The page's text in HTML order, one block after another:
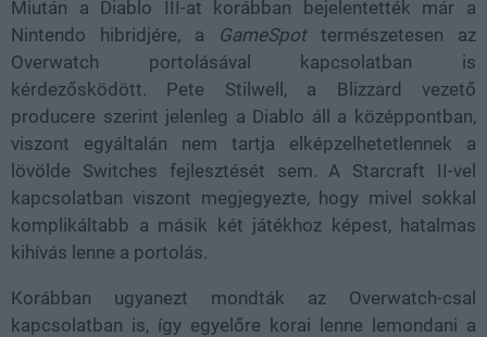
Miután a Diablo III-at korábban bejelentették már a
Nintendo hibridjére, a GameSpottermészetesen az
Overwatch portolásával kapcsolatban is
kérdezősködött. Pete Stilwell, a Blizzard vezető
producere szerint jelenleg a Diablo áll a középpontban,
viszont egyáltalán nem tartja elképzelhetetlennek a
lövölde Switches fejlesztését sem. A Starcraft II-vel
kapcsolatban viszont megjegyezte, hogy mivel sokkal
komplikáltabb a másik két játékhoz képest, hatalmas
kihívás lenne a portolás.
Korábban ugyanezt mondták az Overwatch-csal
kapcsolatban is, így egyelőre korai lenne lemondani a